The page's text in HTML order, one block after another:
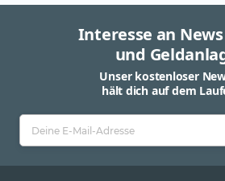
Interesse an News
und
Unser kostenloser
hält dich auf dem